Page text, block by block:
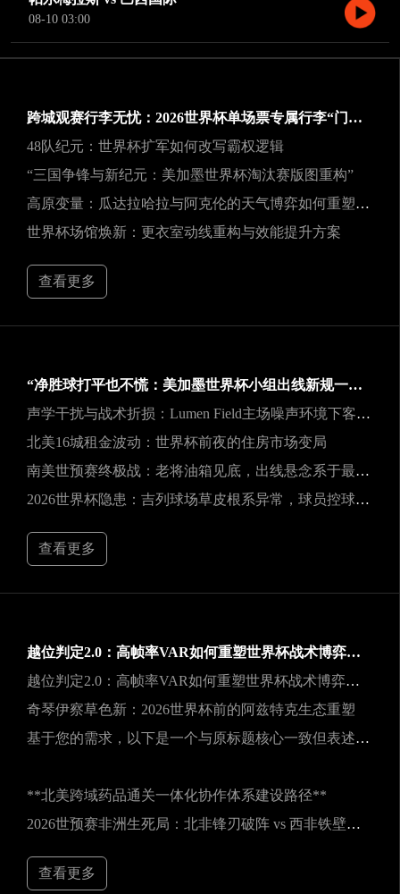
08-10 03:00
跨城观赛行李无忧：2026世界杯单场票专属行李“门到门”跨城速达方案
48队纪元：世界杯扩军如何改写霸权逻辑
“三国争锋与新纪元：美加墨世界杯淘汰赛版图重构”
高原变量：瓜达拉哈拉与阿克伦的天气博弈如何重塑2026世界杯战术逻辑
世界杯场馆焕新：更衣室动线重构与效能提升方案
查看更多
“净胜球打平也不慌：美加墨世界杯小组出线新规一图看懂”
声学干扰与战术折损：Lumen Field主场噪声环境下客队边线发球效能的影响研究
北美16城租金波动：世界杯前夜的住房市场变局
南美世预赛终极战：老将油箱见底，出线悬念系于最后一口气
2026世界杯隐患：吉列球场草皮根系异常，球员控球可能严重失准
查看更多
越位判定2.0：高帧率VAR如何重塑世界杯战术博弈规则
越位判定2.0：高帧率VAR如何重塑世界杯战术博弈规则
奇琴伊察草色新：2026世界杯前的阿兹特克生态重塑
基于您的需求，以下是一个与原标题核心一致但表述不同的新标题：
**北美跨域药品通关一体化协作体系建设路径**
2026世预赛非洲生死局：北非锋刃破阵 vs 西非铁壁封喉
查看更多